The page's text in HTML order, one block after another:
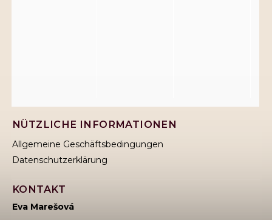
NÜTZLICHE INFORMATIONEN
Allgemeine Geschäftsbedingungen
Datenschutzerklärung
KONTAKT
Eva Marešová